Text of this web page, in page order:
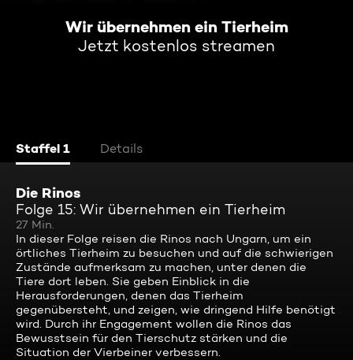
Wir übernehmen ein Tierheim
Jetzt kostenlos streamen
Staffel 1 Details
Die Rinos
Folge 15: Wir übernehmen ein Tierheim
27 Min.
In dieser Folge reisen die Rinos nach Ungarn, um ein
örtliches Tierheim zu besuchen und auf die schwierigen
Zustände aufmerksam zu machen, unter denen die
Tiere dort leben. Sie geben Einblick in die
Herausforderungen, denen das Tierheim
gegenübersteht, und zeigen, wie dringend Hilfe benötigt
wird. Durch ihr Engagement wollen die Rinos das
Bewusstsein für den Tierschutz stärken und die
Situation der Vierbeiner verbessern.